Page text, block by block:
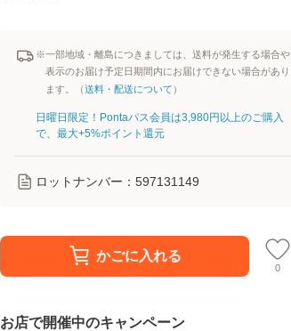
※一部地域・離島につきましては、送料が発生する場合や
表示のお届け予定日期間内にお届けできない場合があり
ます。（送料・配送について ）
日曜日限定！Pontaパス会員は3,980円以上のご購入
で、最大+5%ポイント還元
ロットナンバー： 597131149
かごに入れる
0
お店で開催中のキャンペーン